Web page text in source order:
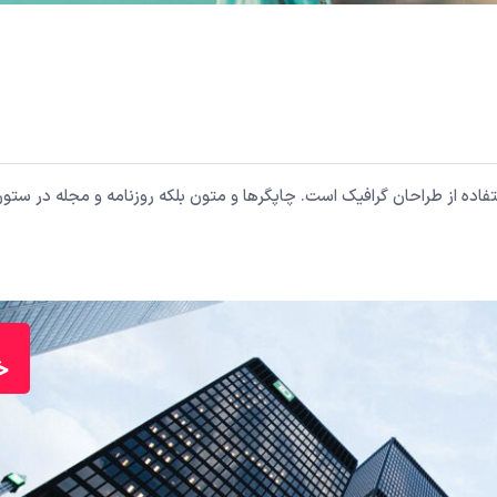
از طراحان گرافیک است. چاپگرها و متون بلکه روزنامه و مجله در